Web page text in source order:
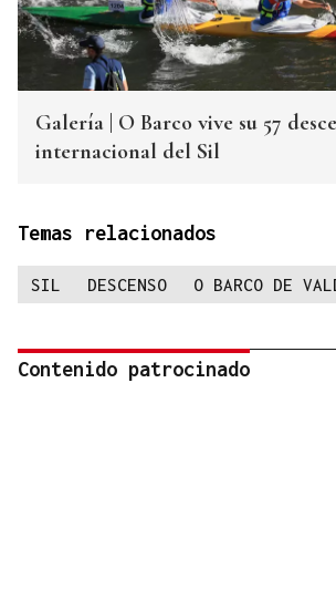
Galería | O Barco vive su 57
internacional del Sil
Temas relacionados
SIL DESCENSO O BARCO DE
Contenido patrocinado